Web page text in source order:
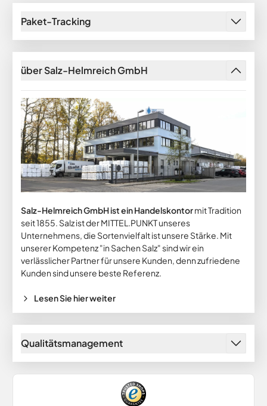
Paket-Tracking
über Salz-Helmreich GmbH
Salz-Helmreich GmbH ist ein Handelskontormit Tradition
seit 1855. Salz ist der MITTEL.PUNKT unseres
Unternehmens, die Sortenvielfalt ist unsere Stärke. Mit
unserer Kompetenz "in Sachen Salz" sind wir ein
verlässlicher Partner für unsere Kunden, denn zufriedene
Kunden sind unsere beste Referenz.
Lesen Sie hier weiter
Qualitätsmanagement